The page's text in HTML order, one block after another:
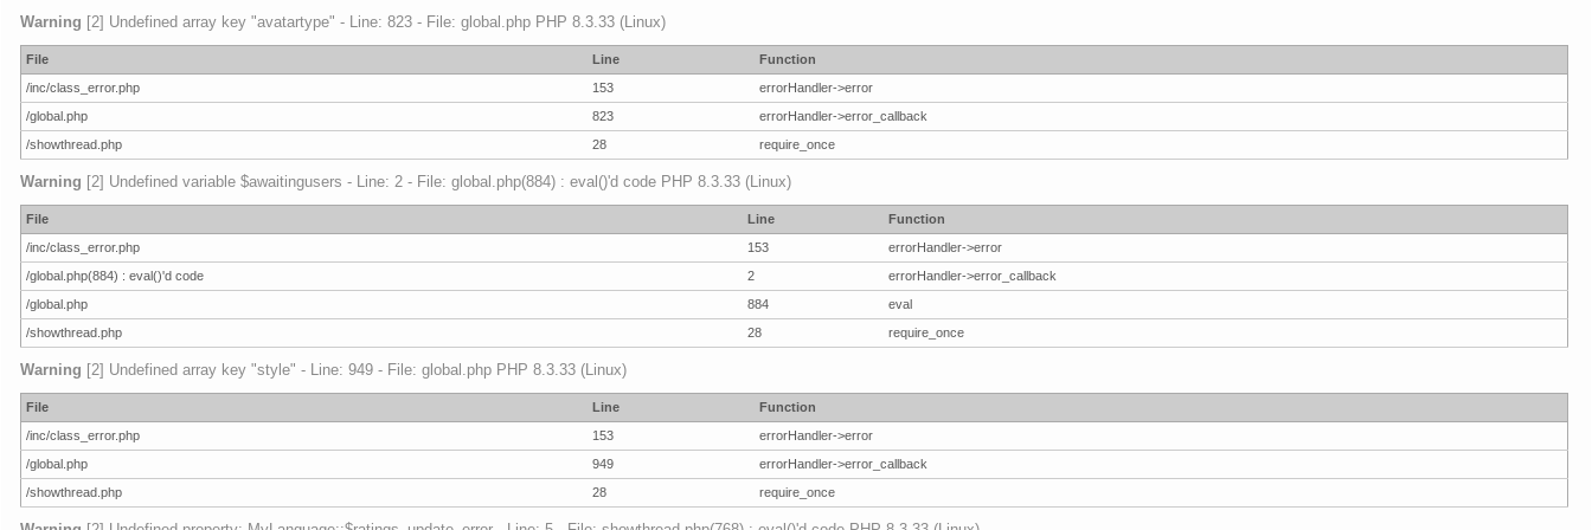
Warning [2] Undefined array key "avatartype" - Line: 823 - File: global.php PHP 8.3.33 (Linux)
File Line
Function
/inc/class_error.php
153
errorHandler->error
/global.php
823
errorHandler->error_callback
/showthread.php
28 require_once
Warning [2] Undefined variable $awaitingusers - Line: 2 - File: global.php(884) : eval()'d code PHP 8.3.33 (Linux)
File Line
Function
/inc/class_error.php
153
errorHandler->error
/global.php(884) : eval()'d code
2
errorHandler->error_callback
/global.php
884
eval
/showthread.php
28 require_once
Warning [2] Undefined array key "style" - Line: 949 - File: global.php PHP 8.3.33 (Linux)
File Line
Function
/inc/class_error.php
153
errorHandler->error
/global.php
949
errorHandler->error_callback
/showthread.php
28 require_once